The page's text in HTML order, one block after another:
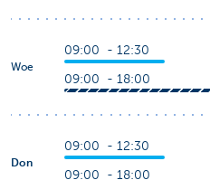
Woe
09:00 - 12:30
09:00 - 18:00
Don
09:00 - 12:30
09:00 - 18:00